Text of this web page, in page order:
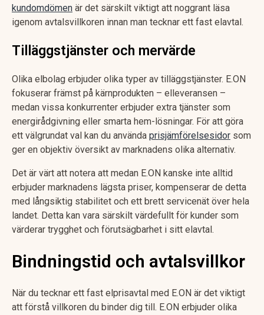
kundomdömen är det särskilt viktigt att noggrant läsa
igenom avtalsvillkoren innan man tecknar ett fast elavtal.
Tilläggstjänster och mervärde
Olika elbolag erbjuder olika typer av tilläggstjänster. E.ON
fokuserar främst på kärnprodukten – elleveransen –
medan vissa konkurrenter erbjuder extra tjänster som
energirådgivning eller smarta hem-lösningar. För att göra
ett välgrundat val kan du använda prisjämförelsesidor som
ger en objektiv översikt av marknadens olika alternativ.
Det är värt att notera att medan E.ON kanske inte alltid
erbjuder marknadens lägsta priser, kompenserar de detta
med långsiktig stabilitet och ett brett servicenät över hela
landet. Detta kan vara särskilt värdefullt för kunder som
värderar trygghet och förutsägbarhet i sitt elavtal.
Bindningstid och avtalsvillkor
När du tecknar ett fast elprisavtal med E.ON är det viktigt
att förstå villkoren du binder dig till. E.ON erbjuder olika